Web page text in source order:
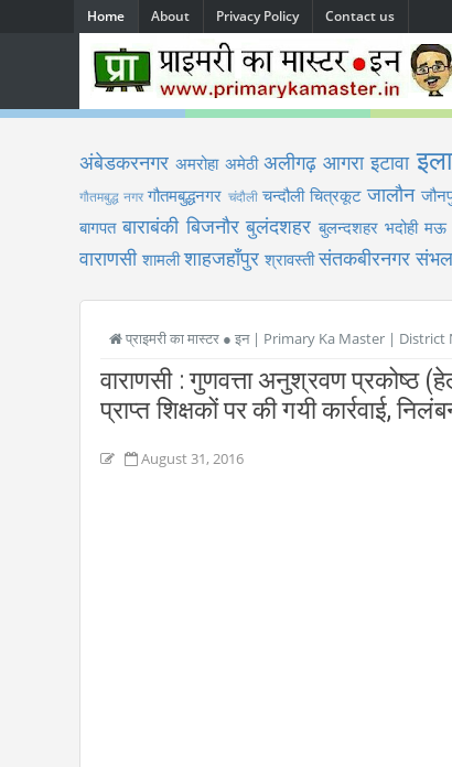
Home About Privacy Policy Contact us
अंबेडकरनगर अमरोहा अमेठी अलीगढ़ आगरा इटावा
गौतमबुद्ध नगर गौतमबुद्धनगर चंदौली चन्दौली चित्रकूट जालौन
बागपत बाराबंकी बिजनौर बुलंदशहर बुलन्दशहर भदोही मऊ
वाराणसी शामली शाहजहाँपुर श्रावस्ती संतकबीरनगर संभल
प्राइमरी का मास्टर ● इन | Primary Ka Master |
वाराणसी : गुणवत्ता अनुश्रवण प्रकोष्ठ
प्राप्त शिक्षकों पर की गयी कार्रवाई,
August 31, 2016